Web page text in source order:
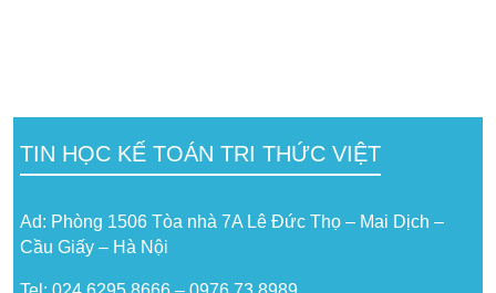
TIN HỌC KẾ TOÁN TRI THỨC VIỆT
Ad: Phòng 1506 Tòa nhà 7A Lê Đức Thọ – Mai Dịch –
Cầu Giấy – Hà Nội